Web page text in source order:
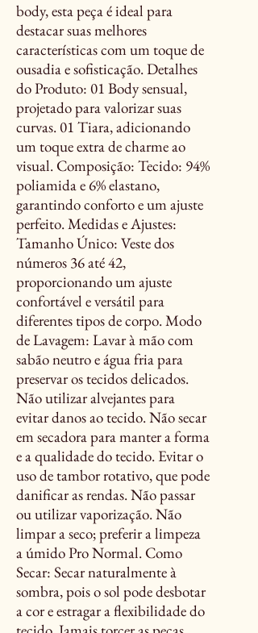
body, esta peça é ideal para
destacar suas melhores
características com um toque de
ousadia e sofisticação. Detalhes
do Produto: 01 Body sensual,
projetado para valorizar suas
curvas. 01 Tiara, adicionando
um toque extra de charme ao
visual. Composição: Tecido: 94%
poliamida e 6% elastano,
garantindo conforto e um ajuste
perfeito. Medidas e Ajustes:
Tamanho Único: Veste dos
números 36 até 42,
proporcionando um ajuste
confortável e versátil para
diferentes tipos de corpo. Modo
de Lavagem: Lavar à mão com
sabão neutro e água fria para
preservar os tecidos delicados.
Não utilizar alvejantes para
evitar danos ao tecido. Não secar
em secadora para manter a forma
e a qualidade do tecido. Evitar o
uso de tambor rotativo, que pode
danificar as rendas. Não passar
ou utilizar vaporização. Não
limpar a seco; preferir a limpeza
a úmido Pro Normal. Como
Secar: Secar naturalmente à
sombra, pois o sol pode desbotar
a cor e estragar a flexibilidade do